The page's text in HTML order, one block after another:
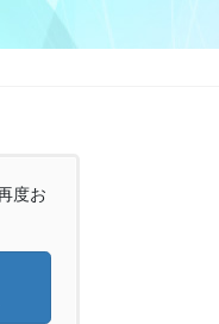
度お